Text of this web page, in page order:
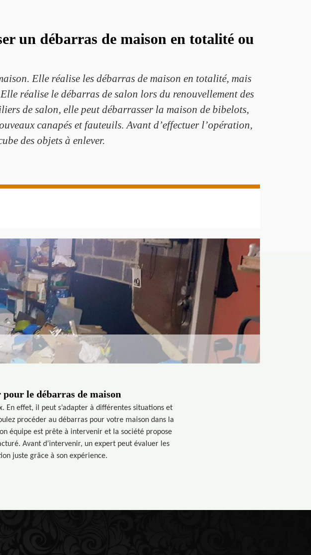
un débarras de maison en totalité ou
Elle réalise les débarras de maison en totalité, mais
réalise le débarras de salon lors du renouvellement des
de salon, elle peut débarrasser la maison de bibelots,
canapés et fauteuils. Avant d’effectuer l’opération,
des objets à enlever.
le débarras de maison
En effet, il peut s’adapter à différentes situations et
procéder au débarras pour votre maison dans la
équipe est prête à intervenir et la société propose
Avant d’intervenir, un expert peut évaluer les
juste grâce à son expérience.